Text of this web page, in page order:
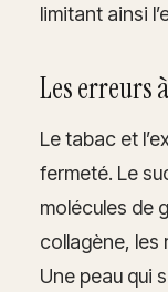
limitant ainsi
Les erreurs
Le tabac et
fermeté. Le
molécules de
collagène, les
Une peau qui